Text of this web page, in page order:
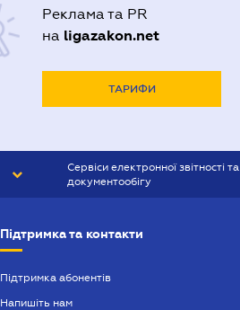
Реклама та PR
на ligazakon.net
ТАРИФИ
Сервіси електронної звітності та
документообігу
Підтримка та контакти
Підтримка абонентів
Напишіть нам